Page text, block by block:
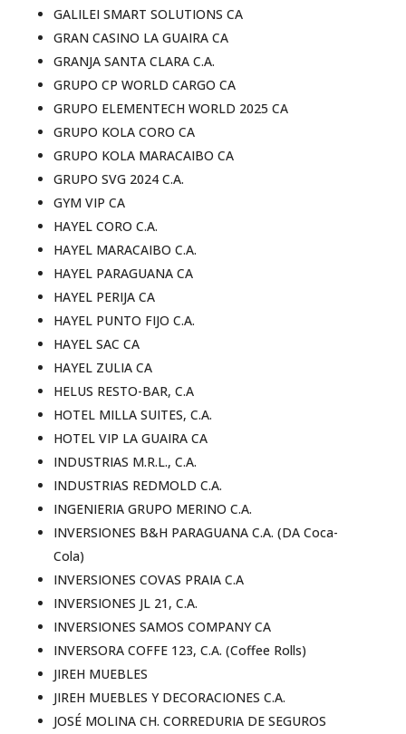
GALILEI SMART SOLUTIONS CA
GRAN CASINO LA GUAIRA CA
GRANJA SANTA CLARA C.A.
GRUPO CP WORLD CARGO CA
GRUPO ELEMENTECH WORLD 2025 CA
GRUPO KOLA CORO CA
GRUPO KOLA MARACAIBO CA
GRUPO SVG 2024 C.A.
GYM VIP CA
HAYEL CORO C.A.
HAYEL MARACAIBO C.A.
HAYEL PARAGUANA CA
HAYEL PERIJA CA
HAYEL PUNTO FIJO C.A.
HAYEL SAC CA
HAYEL ZULIA CA
HELUS RESTO-BAR, C.A
HOTEL MILLA SUITES, C.A.
HOTEL VIP LA GUAIRA CA
INDUSTRIAS M.R.L., C.A.
INDUSTRIAS REDMOLD C.A.
INGENIERIA GRUPO MERINO C.A.
INVERSIONES B&H PARAGUANA C.A. (DA Coca-
Cola)
INVERSIONES COVAS PRAIA C.A
INVERSIONES JL 21, C.A.
INVERSIONES SAMOS COMPANY CA
INVERSORA COFFE 123, C.A. (Coffee Rolls)
JIREH MUEBLES
JIREH MUEBLES Y DECORACIONES C.A.
JOSÉ MOLINA CH. CORREDURIA DE SEGUROS